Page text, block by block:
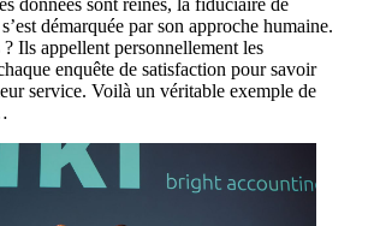
données sont reines, la fiduciaire de
démarquée par son approche humaine.
? Ils appellent personnellement les
enquête de satisfaction pour savoir
service. Voilà un véritable exemple de